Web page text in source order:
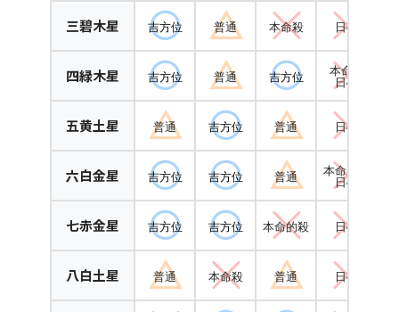
三碧木星 吉方位 普通 本命殺 日破
四緑木星 吉方位 普通 吉方位
本命殺
日破
五黄土星 普通 吉方位 普通 日破
六白金星 吉方位 吉方位 普通
本命的殺
日破
七赤金星 吉方位 吉方位 本命的殺 日破
八白土星 普通 本命殺 普通 日破